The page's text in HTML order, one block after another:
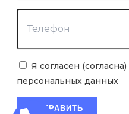
Я согласен
персональных данных